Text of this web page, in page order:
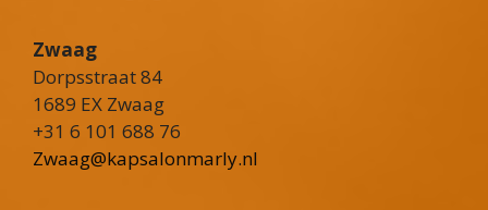
Zwaag
Dorpsstraat 84
1689 EX Zwaag
+31 6 101 688 76
Zwaag@kapsalonmarly.nl